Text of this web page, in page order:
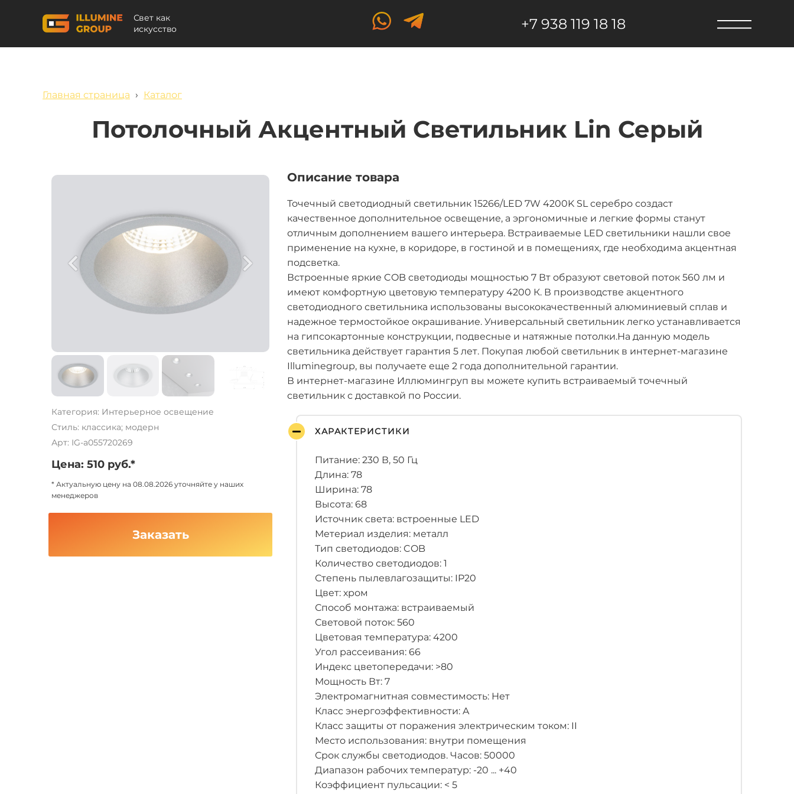
Свет как
искусство
+7 938 119 18 18
Главная страница › Каталог
Потолочный Акцентный Светильник Lin Серый
Категория: Интерьерное освещение
Стиль: классика; модерн
Арт: IG-a055720269
Цена: 510 руб.*
* Актуальную цену на 08.08.2026 уточняйте у наших
менеджеров
Заказать
Описание товара
Точечный светодиодный светильник 15266/LED 7W 4200K SL серебро создаст
качественное дополнительное освещение, а эргономичные и легкие формы станут
отличным дополнением вашего интерьера. Встраиваемые LED светильники нашли свое
применение на кухне, в коридоре, в гостиной и в помещениях, где необходима акцентная
подсветка.
Встроенные яркие COB светодиоды мощностью 7 Вт образуют световой поток 560 лм и
имеют комфортную цветовую температуру 4200 К. В производстве акцентного
светодиодного светильника использованы высококачественный алюминиевый сплав и
надежное термостойкое окрашивание. Универсальный светильник легко устанавливается
на гипсокартонные конструкции, подвесные и натяжные потолки.На данную модель
светильника действует гарантия 5 лет. Покупая любой светильник в интернет-магазине
Illuminegroup, вы получаете еще 2 года дополнительной гарантии.
В интернет-магазине Иллюмингруп вы можете купить встраиваемый точечный
светильник с доставкой по России.
ХАРАКТЕРИСТИКИ
Питание: 230 В, 50 Гц
Длина: 78
Ширина: 78
Высота: 68
Источник света: встроенные LED
Метериал изделия: металл
Тип светодиодов: COB
Количество светодиодов: 1
Степень пылевлагозащиты: IP20
Цвет: хром
Способ монтажа: встраиваемый
Световой поток: 560
Цветовая температура: 4200
Угол рассеивания: 66
Индекс цветопередачи: >80
Мощность Вт: 7
Электромагнитная совместимость: Нет
Класс энергоэффективности: A
Класс защиты от поражения электрическим током: II
Место использования: внутри помещения
Срок службы светодиодов. Часов: 50000
Диапазон рабочих температур: -20 ... +40
Коэффициент пульсации: < 5